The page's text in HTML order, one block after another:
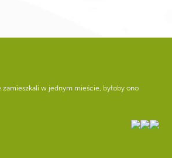
zamieszkali w jednym mieście, byłoby ono